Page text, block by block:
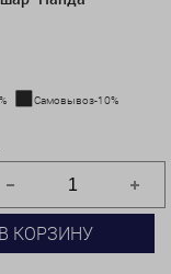
Самовывоз-10%
В КОРЗИНУ